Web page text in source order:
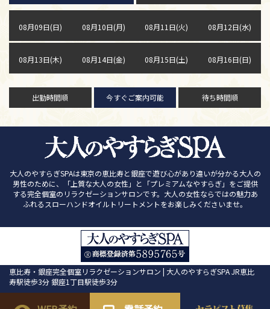
08月09日(日) 08月10日(月) 08月11日(火) 08月12日(水)
08月13日(木) 08月14日(金) 08月15日(土) 08月16日(日)
出勤時間順 今すぐご案内可能 待ち時間順
大人のやすらぎSPAは東京の恵比寿と銀座で遊び心があり違いが分かる大人の
男性のために、「上質な大人の女性」と「プレミアムなやすらぎ」をご提供
する完全個室のリラクゼーションサロンです。大人の女性ならではの魅力あ
ふれるスローハンドオイルトリートメントをお楽しみくださいませ。
恵比寿・銀座完全個室リラクゼーションサロン | 大人のやすらぎSPA JR恵比
寿駅徒歩3分 銀座1丁目駅徒歩3分